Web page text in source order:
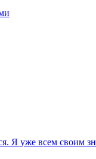
Я уже всем своим